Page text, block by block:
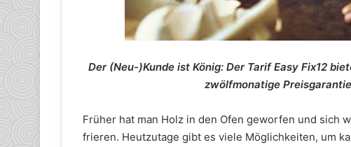
Der (Neu-)Kunde ist König: Der Tarif Easy Fix12
zwölfmonatige
Früher hat man Holz in den Ofen geworfen und sich
frieren. Heutzutage gibt es viele Möglichkeiten, um